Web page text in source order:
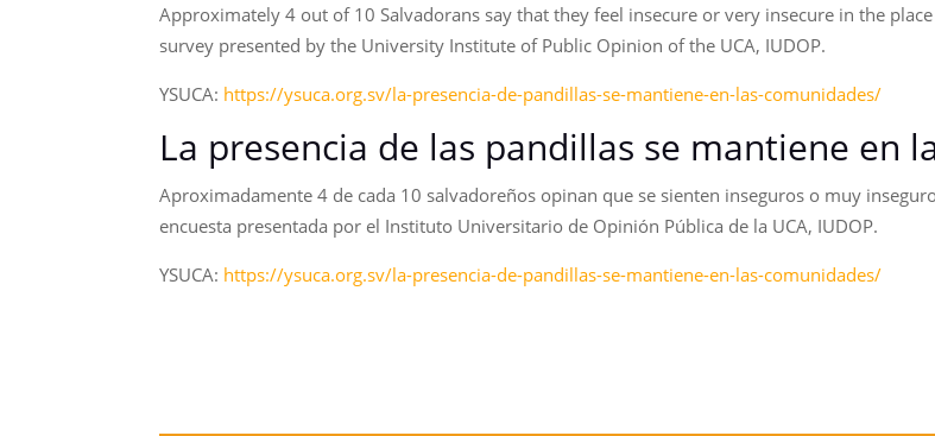
Approximately 4 out of 10 Salvadorans say that they feel insecure or very insecure in the
survey presented by the University Institute of Public Opinion of the UCA, IUDOP.
YSUCA: https://ysuca.org.sv/la-presencia-de-pandillas-se-mantiene-en-las-comunidades/
La presencia de las pandillas se mantiene en
Aproximadamente 4 de cada 10 salvadoreños opinan que se sienten inseguros o muy
encuesta presentada por el Instituto Universitario de Opinión Pública de la UCA, IUDOP.
YSUCA: https://ysuca.org.sv/la-presencia-de-pandillas-se-mantiene-en-las-comunidades/